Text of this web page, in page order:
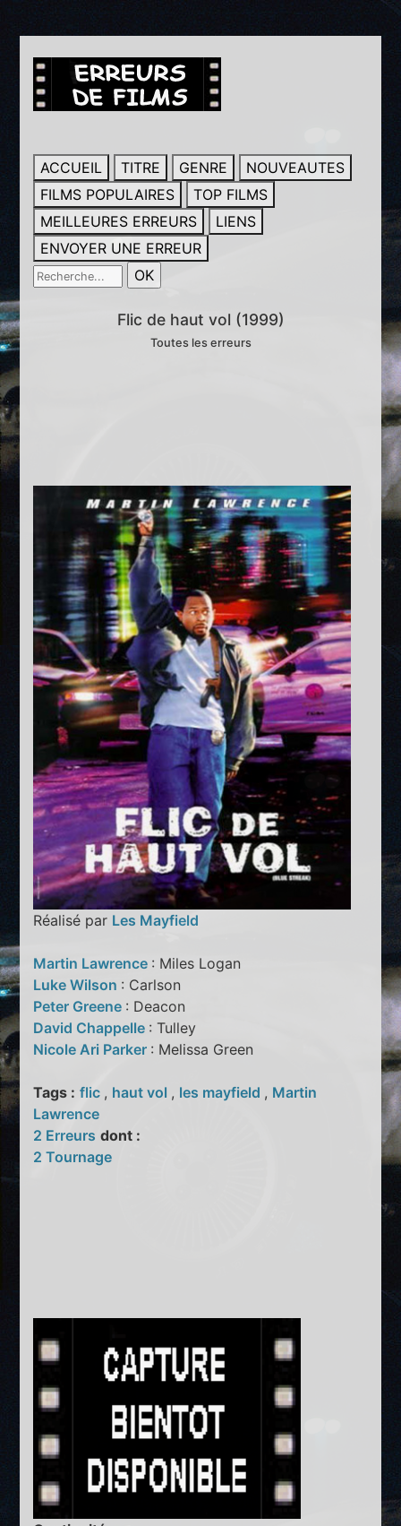
ACCUEIL TITRE GENRE
NOUVEAUTES
FILMS POPULAIRES
TOP FILMS
MEILLEURES ERREURS
LIENS
ENVOYER UNE ERREUR
Flic de haut vol (1999)
Toutes les erreurs
Réalisé par Les Mayfield
Martin Lawrence : Miles Logan
Luke Wilson : Carlson
Peter Greene : Deacon
David Chappelle : Tulley
Nicole Ari Parker : Melissa Green
Tags : flic , haut vol , les mayfield , Martin
Lawrence
2 Erreurs dont :
2 Tournage